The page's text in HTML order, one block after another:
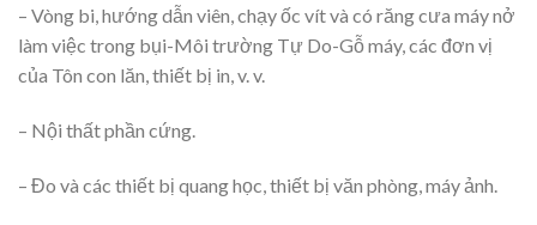
– Vòng bi, hướng dẫn viên, chạy ốc vít và có răng cưa máy nở
làm việc trong bụi-Môi trường Tự Do-Gỗ máy, các đơn vị
của Tôn con lăn, thiết bị in, v. v.
– Nội thất phần cứng.
– Đo và các thiết bị quang học, thiết bị văn phòng, máy ảnh.